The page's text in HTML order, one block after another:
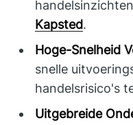
Kapsted.
Hoge-Snelheid
snelle
handelsrisico's
Uitgebreide